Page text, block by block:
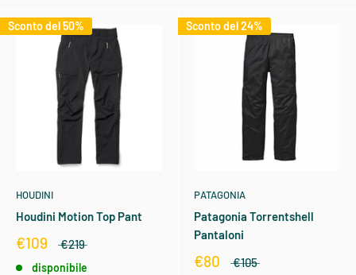
Sconto del 50%
HOUDINI
Houdini Motion Top Pant
€109 €219
disponibile
Sconto del 24%
PATAGONIA
Patagonia Torrentshell
Pantaloni
€80 €105